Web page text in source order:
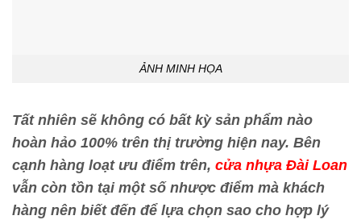
ẢNH MINH HỌA
Tất nhiên sẽ không có bất kỳ sản phẩm nào
hoàn hảo 100% trên thị trường hiện nay. Bên
cạnh hàng loạt ưu điểm trên, cửa nhựa Đài Loan
vẫn còn tồn tại một số nhược điểm mà khách
hàng nên biết đến để lựa chọn sao cho hợp lý